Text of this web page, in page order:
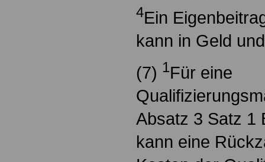
4Ein
kann in Geld
(7) 1Für eine
Absatz 3 Satz 1
kann eine